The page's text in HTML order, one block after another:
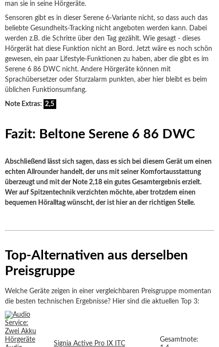
man sie in seine Hörgeräte.
Sensoren gibt es in dieser Serene 6-Variante nicht, so dass auch das
beliebte Gesundheits-Tracking nicht angeboten werden kann. Dabei
werden z.B. die Schritte über den Tag gezählt. Wie gesagt - dieses
Hörgerät hat diese Funktion nicht an Bord. Jetzt wäre es noch schön
gewesen, ein paar Lifestyle-Funktionen zu haben, aber die gibt es im
Serene 6 86 DWC nicht. Andere Hörgeräte können mit
Sprachübersetzer oder Sturzalarm punkten, aber hier bleibt es beim
üblichen Funktionsumfang.
Note Extras: 2,5
Fazit: Beltone Serene 6 86 DWC
Abschließend lässt sich sagen, dass es sich bei diesem Gerät um einen
echten Allrounder handelt, der uns mit seiner Komfortausstattung
überzeugt und mit der Note 2,18 ein gutes Gesamtergebnis erzielt.
Wer auf Spitzentechnik verzichten möchte, aber trotzdem einen
bequemen Höralltag wünscht, der ist hier an der richtigen Stelle.
Top-Alternativen aus derselben
Preisgruppe
Welche Geräte zeigen in einer vergleichbaren Preisgruppe momentan
die besten technischen Ergebnisse? Hier sind die aktuellen Top 3:
Signia Active Pro IX ITC
Gesamtnote: